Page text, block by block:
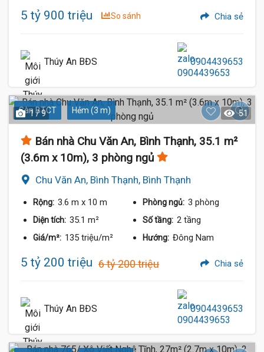
5 tỷ 900 triệu So sánh Chia sẻ
Thúy An BĐS 0904439653
Sàn BTCT Hẻm (3 m)
1 / 9 51
Bán nhà Chu Văn An, Bình Thạnh, 35.1 m²
(3.6m x 10m), 3 phòng ngủ
Chu Văn An, Bình Thạnh, Bình Thạnh
Rộng: 3.6 m x 10 m Phòng ngủ: 3 phòng
Diện tích: 35.1 m² Số tầng: 2 tầng
Giá/m²: 135 triệu/m² Hướng: Đông Nam
5 tỷ 200 triệu 6 tỷ 200 triệu Chia sẻ
Thúy An BĐS 0904439653